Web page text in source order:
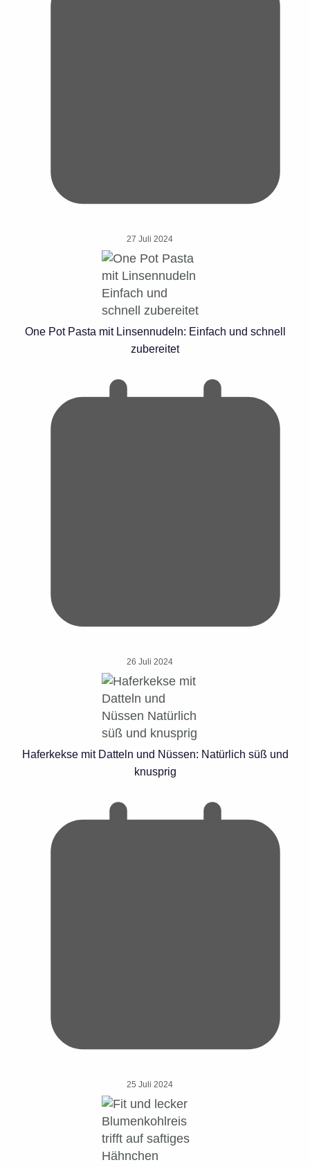
27 Juli 2024
One Pot Pasta mit Linsennudeln: Einfach und schnell
zubereitet
26 Juli 2024
Haferkekse mit Datteln und Nüssen: Natürlich süß und
knusprig
25 Juli 2024